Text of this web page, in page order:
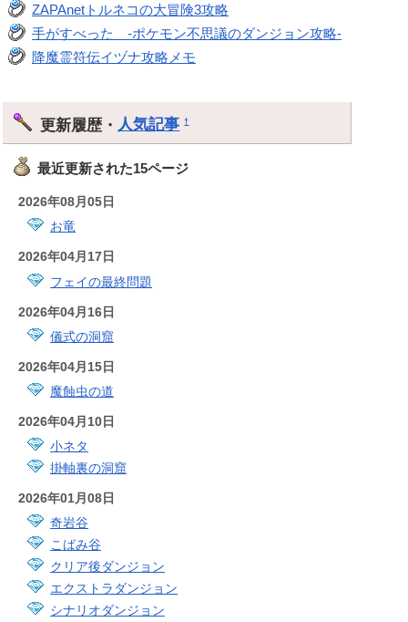
ZAPAnetトルネコの大冒険3攻略
手がすべった -ポケモン不思議のダンジョン攻略-
降魔霊符伝イヅナ攻略メモ
更新履歴・ 人気記事 †
最近更新された15ページ
2026年08月05日
お竜
2026年04月17日
フェイの最終問題
2026年04月16日
儀式の洞窟
2026年04月15日
魔蝕虫の道
2026年04月10日
小ネタ
掛軸裏の洞窟
2026年01月08日
奇岩谷
こばみ谷
クリア後ダンジョン
エクストラダンジョン
シナリオダンジョン